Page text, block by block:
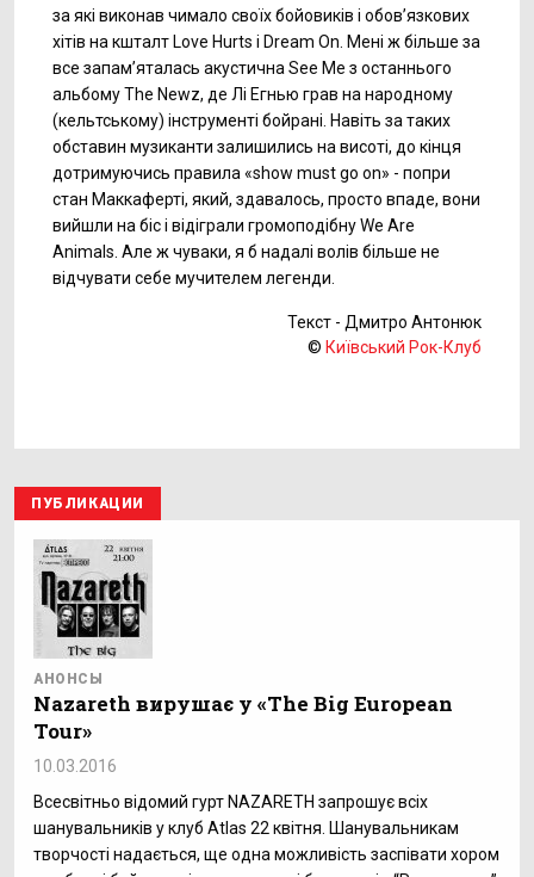
за які виконав чимало своїх бойовиків і обов’язкових
хітів на кшталт Love Hurts і Dream On. Мені ж більше за
все запам’яталась акустична See Me з останнього
альбому The Newz, де Лі Егнью грав на народному
(кельтському) інструменті бойрані. Навіть за таких
обставин музиканти залишились на висоті, до кінця
дотримуючись правила «show must go on» - попри
стан Маккаферті, який, здавалось, просто впаде, вони
вийшли на біс і відіграли громоподібну We Are
Animals. Але ж чуваки, я б надалі волів більше не
відчувати себе мучителем легенди.
Текст - Дмитро Антонюк
© Київський Рок-Клуб
ПУБЛИКАЦИИ
АНОНСЫ
Nazareth вирушає у «The Big European
Tour»
10.03.2016
Всесвітньо відомий гурт NAZARETH запрошує всіх
шанувальників у клуб Atlas 22 квітня. Шанувальникам
творчості надається, ще одна можливість заспівати хором